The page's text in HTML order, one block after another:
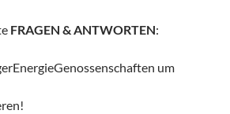
FRAGEN & ANTWORTEN:
um